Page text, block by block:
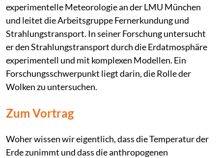
experimentelle Meteorologie an der LMU München
und leitet die Arbeitsgruppe Fernerkundung und
Strahlungstransport. In seiner Forschung untersucht
er den Strahlungstransport durch die Erdatmosphäre
experimentell und mit komplexen Modellen. Ein
Forschungsschwerpunkt liegt darin, die Rolle der
Wolken zu untersuchen.
Zum Vortrag
Woher wissen wir eigentlich, dass die Temperatur der
Erde zunimmt und dass die anthropogenen